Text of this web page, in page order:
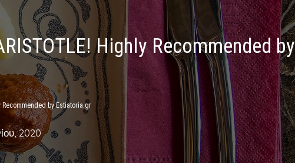
Highly Recommended by
by Estiatoria.gr
2020